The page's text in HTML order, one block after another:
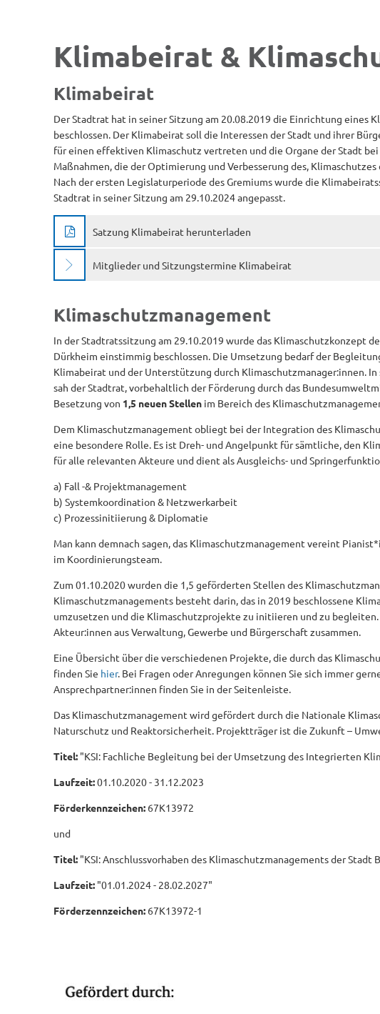
Klimabeirat
Klimaschutzmanagement
Klimabeirat &
Klimabeirat
Der Stadtrat hat in seiner Sitzung am 20.08.2019 die Einrichtung eines
beschlossen. Der Klimabeirat soll die Interessen der Stadt und ihrer
für einen effektiven Klimaschutz vertreten und die Organe der Stadt
Maßnahmen, die der Optimierung und Verbesserung des,
Nach der ersten Legislaturperiode des Gremiums wurde die
Stadtrat in seiner Sitzung am 29.10.2024 angepasst.
Satzung Klimabeirat herunterladen
Mitglieder und Sitzungstermine Klimabeirat
Klimaschutzmanagement
In der Stadtratssitzung am 29.10.2019 wurde das Klimaschutzkonzept
Dürkheim einstimmig beschlossen. Die Umsetzung bedarf der
Klimabeirat und der Unterstützung durch Klimaschutzmanager:innen. In
sah der Stadtrat, vorbehaltlich der Förderung durch das
Besetzung von 1,5 neuen Stellen im Bereich des
Dem Klimaschutzmanagement obliegt bei der Integration des
eine besondere Rolle. Es ist Dreh- und Angelpunkt für sämtliche, den
für alle relevanten Akteure und dient als Ausgleichs- und
a) Fall -& Projektmanagement
b) Systemkoordination & Netzwerkarbeit
c) Prozessinitiierung & Diplomatie
Man kann demnach sagen, das Klimaschutzmanagement vereint
im Koordinierungsteam.
Zum 01.10.2020 wurden die 1,5 geförderten Stellen des
Klimaschutzmanagements besteht darin, das in 2019 beschlossene
umzusetzen und die Klimaschutzprojekte zu initiieren und zu
Akteur:innen aus Verwaltung, Gewerbe und Bürgerschaft zusammen.
Eine Übersicht über die verschiedenen Projekte, die durch das
finden Sie hier. Bei Fragen oder Anregungen können Sie sich immer
Ansprechpartner:innen finden Sie in der Seitenleiste.
Das Klimaschutzmanagement wird gefördert durch die Nationale
Naturschutz und Reaktorsicherheit. Projektträger ist die Zukunft –
Titel: "KSI: Fachliche Begleitung bei der Umsetzung des Integrierten
Laufzeit:01.10.2020 - 31.12.2023
Förderkennzeichen: 67K13972
und
Titel: "KSI: Anschlussvorhaben des Klimaschutzmanagements der Stadt
Laufzeit: "01.01.2024 - 28.02.2027"
Förderzennzeichen: 67K13972-1